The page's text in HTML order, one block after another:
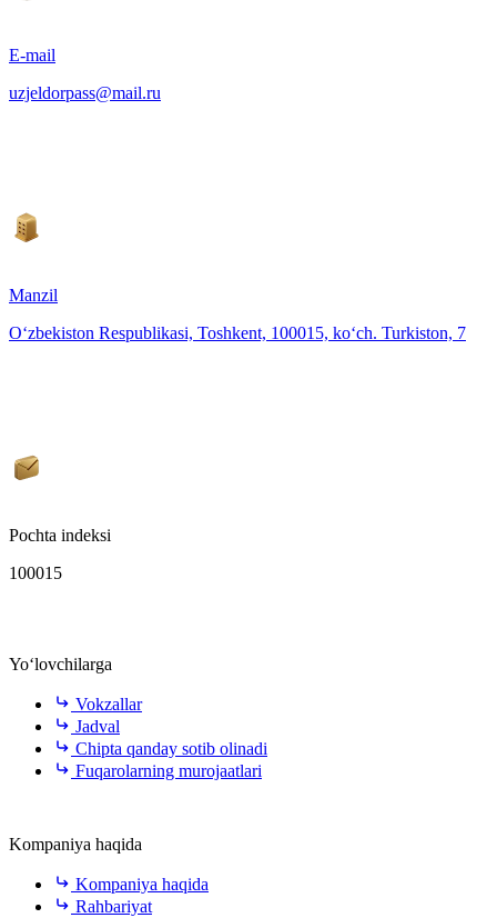
E-mail
uzjeldorpass@mail.ru
Manzil
O‘zbekiston Respublikasi, Toshkent, 100015, ko‘ch. Turkiston, 7
Pochta indeksi
100015
Yo‘lovchilarga
Vokzallar
Jadval
Chipta qanday sotib olinadi
Fuqarolarning murojaatlari
Kompaniya haqida
Kompaniya haqida
Rahbariyat